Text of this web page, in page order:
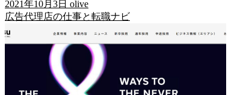
2021年10月3日 olive
広告代理店の仕事と転職ナビ